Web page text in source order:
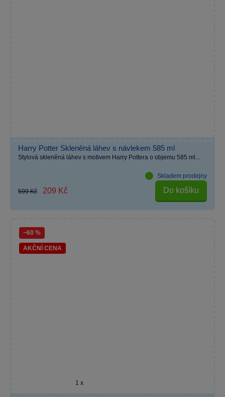
Harry Potter Skleněná láhev s návlekem 585 ml
Stylová skleněná láhev s motivem Harry Pottera o objemu 585 ml...
Skladem prodejny
599 Kč 209 Kč Do košíku
−60 %
AKČNÍ CENA
1 x